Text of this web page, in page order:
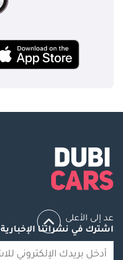
عد إلى الأعلى
اشترك في نشراتنا الإخبارية